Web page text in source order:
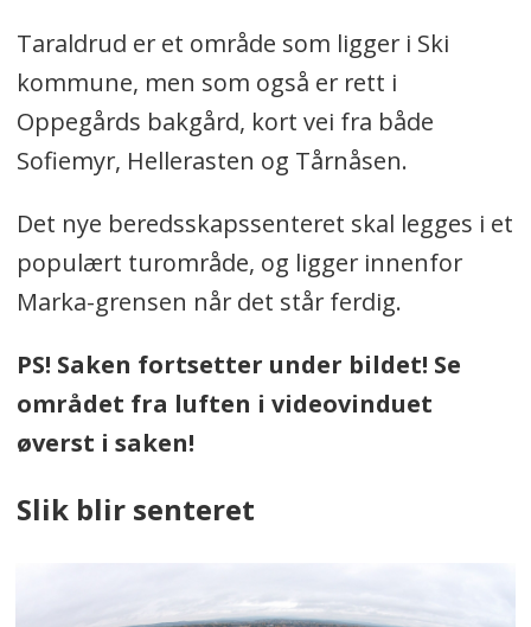
Taraldrud er et område som ligger i Ski
kommune, men som også er rett i
Oppegårds bakgård, kort vei fra både
Sofiemyr, Hellerasten og Tårnåsen.
Det nye beredsskapssenteret skal legges i et
populært turområde, og ligger innenfor
Marka-grensen når det står ferdig.
PS! Saken fortsetter under bildet! Se
området fra luften i videovinduet
øverst i saken!
Slik blir senteret